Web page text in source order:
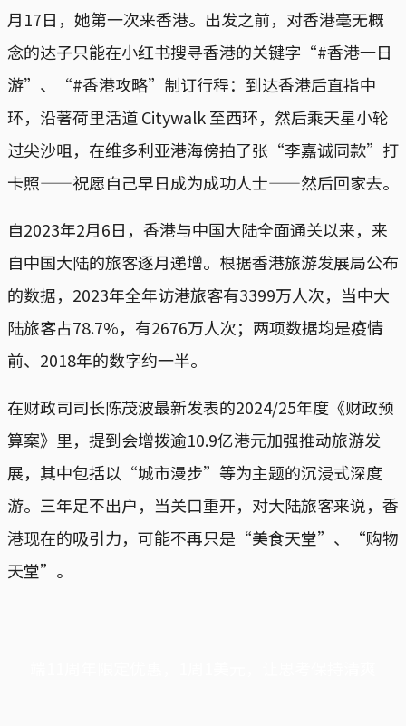
月17日，她第一次来香港。出发之前，对香港毫无概
念的达子只能在小红书搜寻香港的关键字“#香港一日
游”、“#香港攻略”制订行程：到达香港后直指中
环，沿著荷里活道 Citywalk 至西环，然后乘天星小轮
过尖沙咀，在维多利亚港海傍拍了张“李嘉诚同款”打
卡照——祝愿自己早日成为成功人士——然后回家去。
自2023年2月6日，香港与中国大陆全面通关以来，来
自中国大陆的旅客逐月递增。根据香港旅游发展局公布
的数据，2023年全年访港旅客有3399万人次，当中大
陆旅客占78.7%，有2676万人次；两项数据均是疫情
前、2018年的数字约一半。
在财政司司长陈茂波最新发表的2024/25年度《财政预
算案》里，提到会增拨逾10.9亿港元加强推动旅游发
展，其中包括以“城市漫步”等为主题的沉浸式深度
游。三年足不出户，当关口重开，对大陆旅客来说，香
港现在的吸引力，可能不再只是“美食天堂”、“购物
天堂”。